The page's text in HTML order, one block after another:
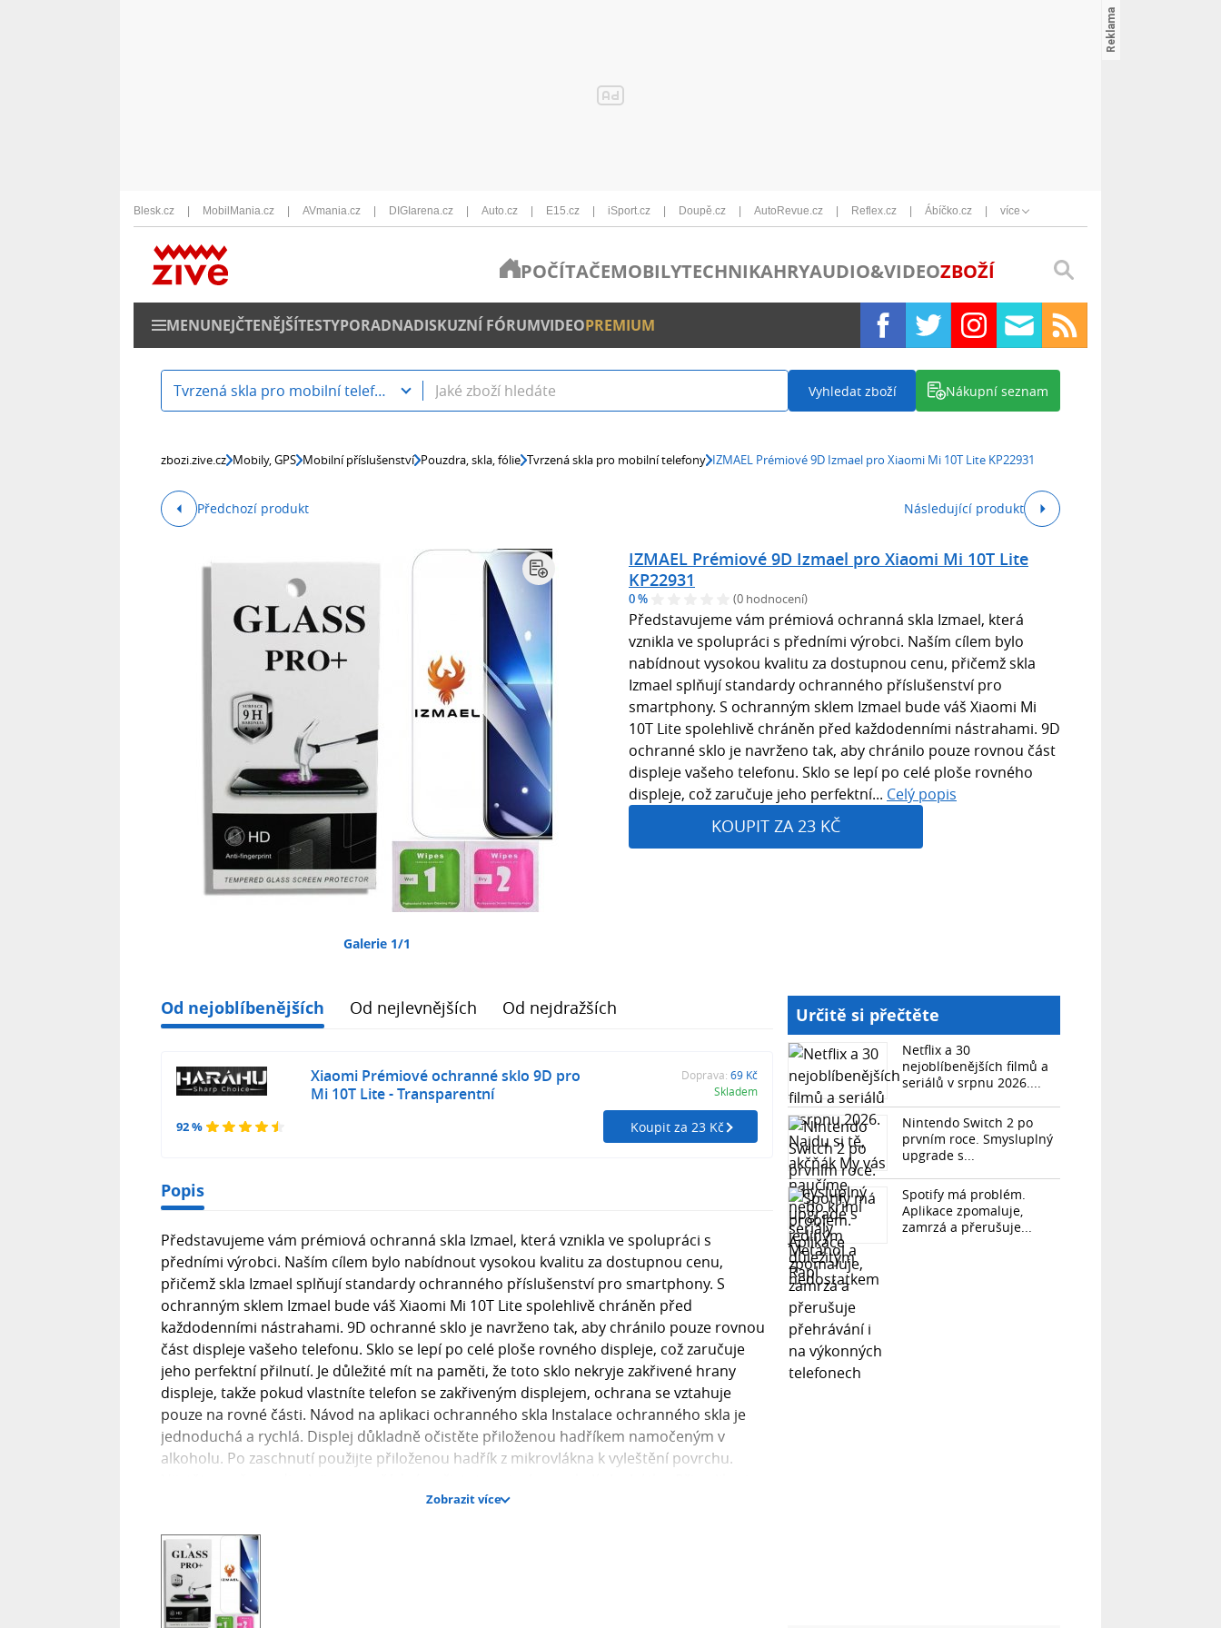
Blesk.cz MobilMania.cz AVmania.cz DIGIarena.cz Auto.cz E15.cz iSport.cz Doupě.cz AutoRevue.cz Reflex.cz Ábíčko.cz více
POČÍTAČEMOBILYTECHNIKAHRYAUDIO&VIDEOZBOŽÍ
MENUNEJČTENĚJŠÍTESTYPORADNADISKUZNÍ FÓRUMVIDEOPREMIUM
Tvrzená skla pro mobilní telefony Vyhledat zboží Nákupní seznam
zbozi.zive.cz Mobily, GPS Mobilní příslušenství Pouzdra, skla, fólie Tvrzená skla pro mobilní telefony IZMAEL Prémiové 9D Izmael pro Xiaomi Mi 10T Lite KP22931
Předchozí produkt Následující produkt
Galerie 1/1
IZMAEL Prémiové 9D Izmael pro Xiaomi Mi 10T Lite
KP22931
0 % (0 hodnocení)
Představujeme vám prémiová ochranná skla Izmael, která
vznikla ve spolupráci s předními výrobci. Naším cílem bylo
nabídnout vysokou kvalitu za dostupnou cenu, přičemž skla
Izmael splňují standardy ochranného příslušenství pro
smartphony. S ochranným sklem Izmael bude váš Xiaomi Mi
10T Lite spolehlivě chráněn před každodenními nástrahami. 9D
ochranné sklo je navrženo tak, aby chránilo pouze rovnou část
displeje vašeho telefonu. Sklo se lepí po celé ploše rovného
displeje, což zaručuje jeho perfektní... Celý popis
KOUPIT ZA 23 KČ
Od nejoblíbenějších Od nejlevnějších Od nejdražších
92 %
Xiaomi Prémiové ochranné sklo 9D pro
Mi 10T Lite - Transparentní
Doprava: 69 Kč
Skladem
Koupit za 23 Kč
Popis
Představujeme vám prémiová ochranná skla Izmael, která vznikla ve spolupráci s
předními výrobci. Naším cílem bylo nabídnout vysokou kvalitu za dostupnou cenu,
přičemž skla Izmael splňují standardy ochranného příslušenství pro smartphony. S
ochranným sklem Izmael bude váš Xiaomi Mi 10T Lite spolehlivě chráněn před
každodenními nástrahami. 9D ochranné sklo je navrženo tak, aby chránilo pouze rovnou
část displeje vašeho telefonu. Sklo se lepí po celé ploše rovného displeje, což zaručuje
jeho perfektní přilnutí. Je důležité mít na paměti, že toto sklo nekryje zakřivené hrany
displeje, takže pokud vlastníte telefon se zakřiveným displejem, ochrana se vztahuje
pouze na rovné části. Návod na aplikaci ochranného skla Instalace ochranného skla je
jednoduchá a rychlá. Displej důkladně očistěte přiloženou hadříkem namočeným v
alkoholu. Po zaschnutí použijte přiloženou hadřík z mikrovlákna k vyleštění povrchu.
dbejte na správné vycentrování skla, aby se po přitlačení dokonale přichytilo a vzduch se
poškrábání, založené na Mohsově stupnici tvrdosti (1-10). Přičemž 9H označuje extrémní
odolnost podobnou minerálu korund. To znamená, že sklo je výrazně odolnější než běžné
ochranné fólie, které mají tvrdost pouze okolo 3-4H. Skla s tvrdostí 9H spolehlivě chrání
displej před nárazy a poškrábáním, přičemž poskytují trojnásobně vyšší ochranu než
Zobrazit více
Určitě si přečtěte
Netflix a 30
nejoblíbenějších filmů a
seriálů v srpnu 2026....
Nintendo Switch 2 po
prvním roce. Smysluplný
upgrade s...
Spotify má problém.
Aplikace zpomaluje,
zamrzá a přerušuje...